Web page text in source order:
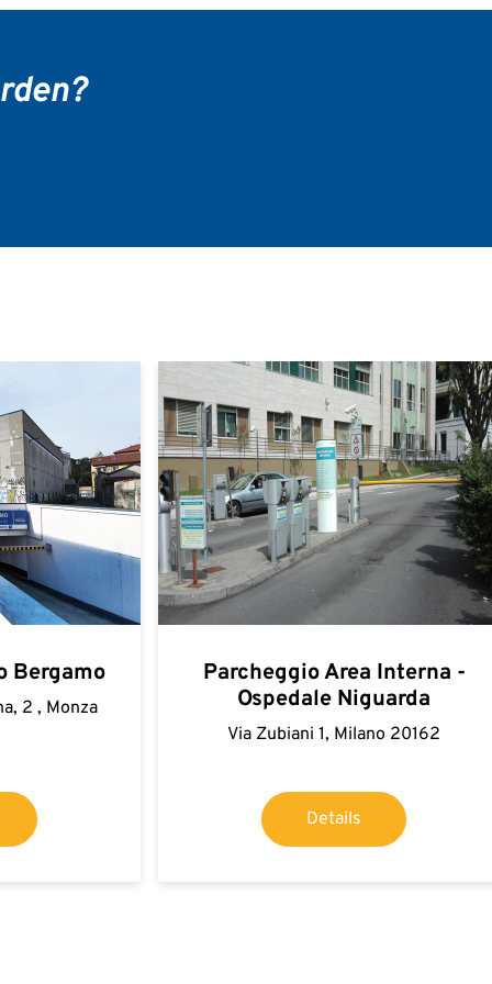
Bergamo
2 , Monza
Parcheggio Area Interna -
Ospedale Niguarda
Via Zubiani 1, Milano 20162
Details